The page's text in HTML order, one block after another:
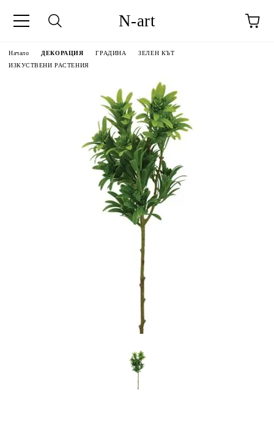
N-art
Начало ДЕКОРАЦИЯ ГРАДИНА
ЗЕЛЕН КЪТ
ИЗКУСТВЕНИ РАСТЕНИЯ